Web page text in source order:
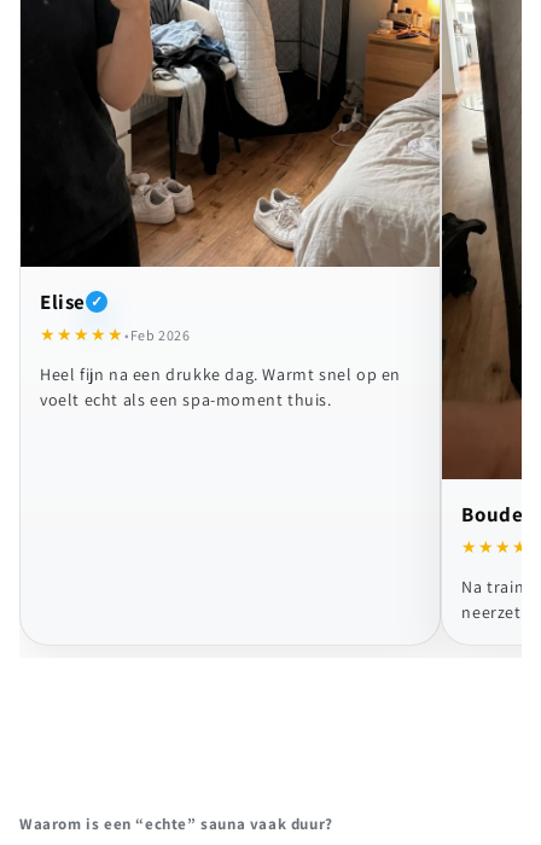
Elise ✓
★★★★★• Feb 2026
Heel fijn na een drukke dag. Warmt snel op en
voelt echt als een spa-moment thuis.
Na
Waarom is een “echte” sauna vaak duur?